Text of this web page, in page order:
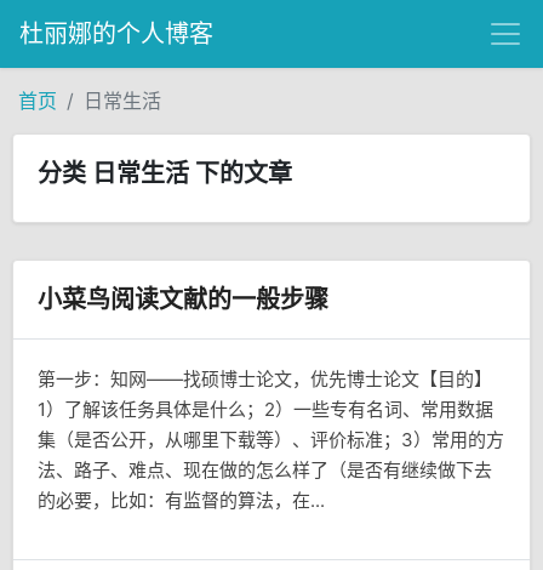
杜丽娜的个人博客
首页 日常生活
分类 日常生活 下的文章
小菜鸟阅读文献的一般步骤
第一步：知网——找硕博士论文，优先博士论文【目的】
1）了解该任务具体是什么；2）一些专有名词、常用数据
集（是否公开，从哪里下载等）、评价标准；3）常用的方
法、路子、难点、现在做的怎么样了（是否有继续做下去
的必要，比如：有监督的算法，在...